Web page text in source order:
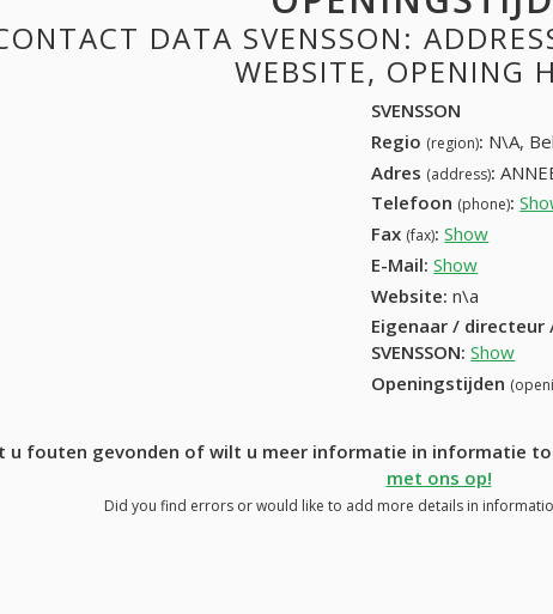
DATA SVENSSON:
WEBSITE, OPENING
SVENSSON
Regio (region): N\A,
Adres (address):
Telefoon (phone):
Fax (fax): Show
E-Mail: Show
Website: n\a
Eigenaar / directeur
SVENSSON: Show
Openingstijden
u fouten gevonden of wilt u meer informatie in informatie
met ons op!
Did you find errors or would like to add more details in